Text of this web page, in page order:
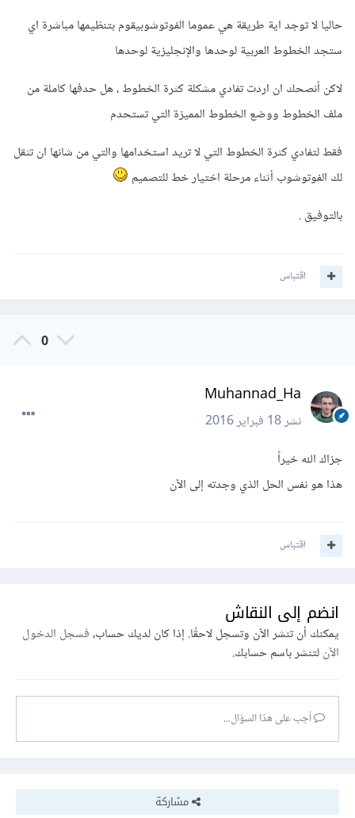
حاليا لا توجد اية طريقة هي عموما الفوتوشوبيقوم بتنظيمها مباشرة اي
ستجد الخطوط العربية لوحدها والإنجليزية لوحدها
لاكن أنصحك ان اردت تفادي مشكلة كثرة الخطوط ، هل حدفها كاملة من
ملف الخطوط ووضع الخطوط المميزة التي تستحدم
فقط لتفادي كثرة الخطوط التي لا تريد استخدامها والتي من شانها ان تثقل
لك الفوتوشوب أثناء مرحلة اختيار خط للتصميم
بالتوفيق .
اقتباس
0
Muhannad_Ha
نشر18 فبراير 2016
جزاك الله خيراً
هذا هو نفس الحل الذي وجدته إلى الآن
اقتباس
انضم إلى النقاش
يمكنك أن تنشر الآن وتسجل لاحقًا. إذا كان لديك حساب،فسجل الدخول
الآنلتنشر باسم حسابك.
أجب على هذا السؤال...
مشاركة